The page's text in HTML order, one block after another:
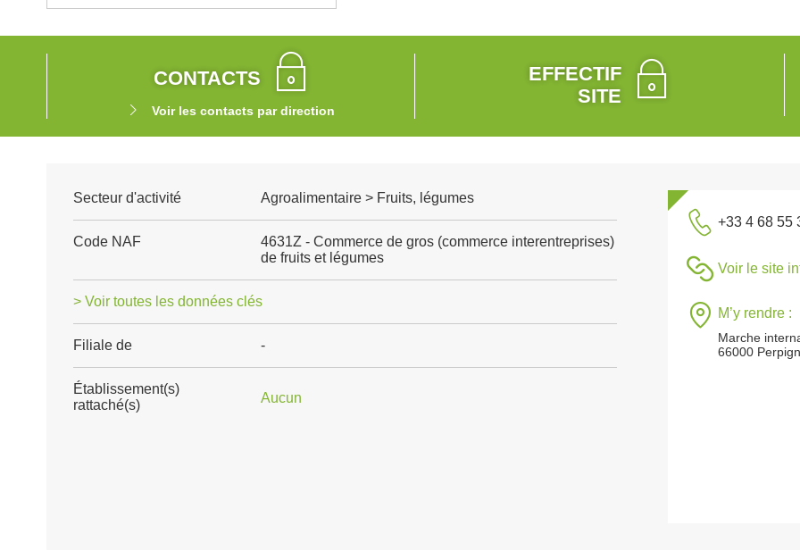
CONTACTS
Voir les contacts par direction
EFFECTIF
SITE
Secteur d'activité Agroalimentaire > Fruits, légumes
Code NAF
4631Z - Commerce de gros (commerce interentreprises)
de fruits et légumes
> Voir toutes les données clés
Filiale de -
Établissement(s)
rattaché(s)
Aucun
+33 4 68 55
Voir le site
M’y rendre :
Marche
66000